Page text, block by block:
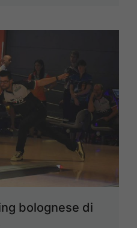
bolognese di